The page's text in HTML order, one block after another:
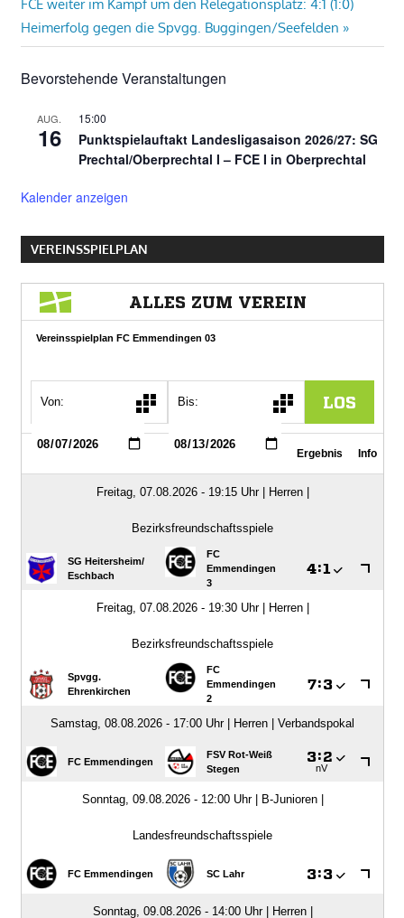
Beitrag:
FCE weiter im Kampf um den Relegationsplatz: 4:1 (1:0)
Heimerfolg gegen die Spvgg. Buggingen/Seefelden
Bevorstehende Veranstaltungen
AUG.
16
15:00
Punktspielauftakt Landesligasaison 2026/27: SG
Prechtal/Oberprechtal I – FCE I in Oberprechtal
Kalender anzeigen
VEREINSSPIELPLAN